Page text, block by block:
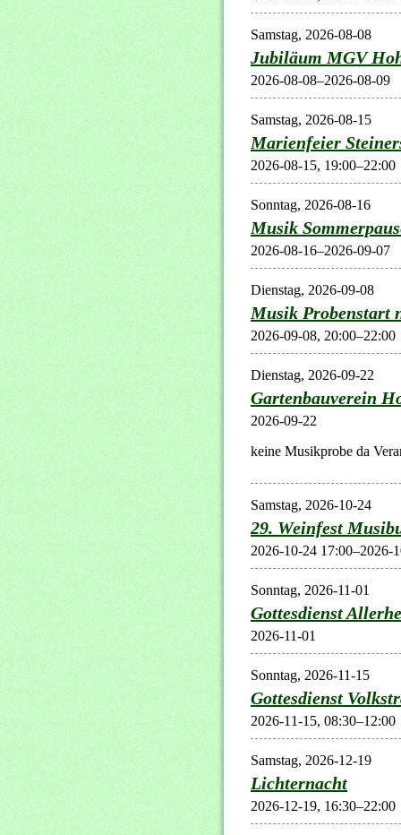
Samstag, 2026-08-08
Jubiläum MGV
2026-08-08–2026-08-09
Samstag, 2026-08-15
Marienfeier
2026-08-15, 19:00–22:00
Sonntag, 2026-08-16
Musik
2026-08-16–2026-09-07
Dienstag, 2026-09-08
Musik Probenstart
2026-09-08, 20:00–22:00
Dienstag, 2026-09-22
Gartenbauverein
2026-09-22
keine Musikprobe da
Samstag, 2026-10-24
29. Weinfest
2026-10-24 17:00–2026-
Sonntag, 2026-11-01
Gottesdienst
2026-11-01
Sonntag, 2026-11-15
Gottesdienst
2026-11-15, 08:30–12:00
Samstag, 2026-12-19
Lichternacht
2026-12-19, 16:30–22:00